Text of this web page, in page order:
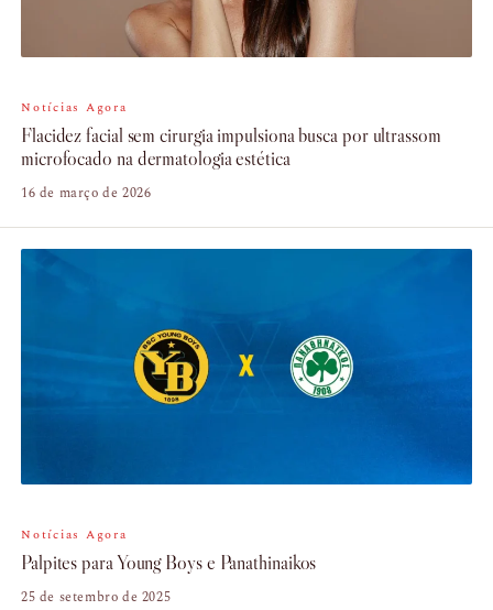
Notícias Agora
Flacidez facial sem cirurgia impulsiona busca por ultrassom
microfocado na dermatologia estética
16 de março de 2026
Notícias Agora
Palpites para Young Boys e Panathinaikos
25 de setembro de 2025